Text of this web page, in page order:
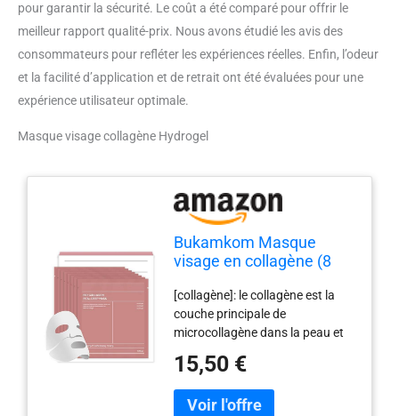
pour garantir la sécurité. Le coût a été comparé pour offrir le
meilleur rapport qualité-prix. Nous avons étudié les avis des
consommateurs pour refléter les expériences réelles. Enfin, l’odeur
et la facilité d’application et de retrait ont été évaluées pour une
expérience utilisateur optimale.
Masque visage collagène Hydrogel
Bukamkom Masque
visage en collagène (8
Hydrogel pour
l'hydratation et
l'apaisement, Masques
en collagène en hydrogel,
Masques visages Soins
de la peau
[collagène]: le collagène est la
couche principale de
microcollagène dans la peau et
l'épiderme. Le masque de
collagène bukamkom est riche
en collagène et peut résoudre les
15,50 €